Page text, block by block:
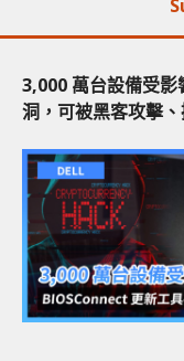
3,000 萬台設備受影
洞，可被黑客攻擊